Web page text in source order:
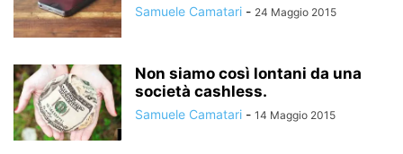
Samuele Camatari - 24 Maggio 2015
Non siamo così lontani da una
società cashless.
Samuele Camatari - 14 Maggio 2015